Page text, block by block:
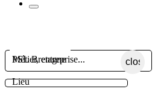
Métier, entreprise...
close
Lieu